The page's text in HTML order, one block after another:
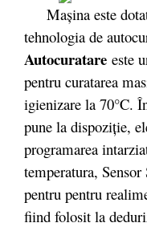
Mașina este
tehnologia de
Autocuratare este
pentru curatarea
igienizare la 70°C.
pune la dispoziţie,
programarea
temperatura,
pentru pentru
fiind folosit la